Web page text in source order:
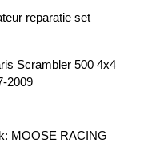
reparatie set
Scrambler 500 4x4
2009
MOOSE RACING